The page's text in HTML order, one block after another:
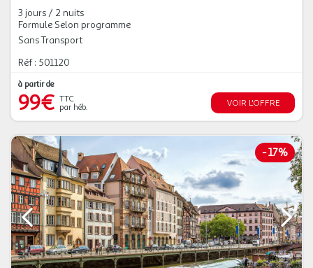
3 jours / 2 nuits
Formule Selon programme
Sans Transport
Réf : 501120
à partir de
99€ TTC
par héb.
VOIR L'OFFRE
-17%